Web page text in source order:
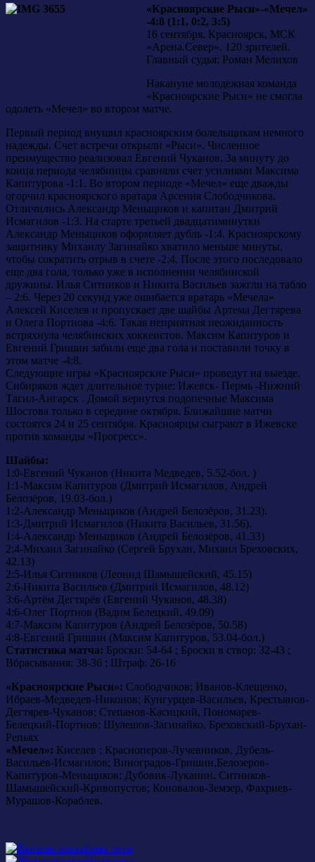
«Красноярские Рыси»-«Мечел»
-4:8 (1:1, 0:2, 3:5)
16 сентября. Красноярск, МСК
«Арена.Север». 120 зрителей.
Главный судья: Роман Мелихов
Накануне молодежная команда
«Красноярские Рыси» не смогла
одолеть «Мечел» во втором матче.
Первый период внушил красноярским болельщикам немного
надежды. Счет встречи открыли «Рыси». Численное
преимущество реализовал Евгений Чуканов. За минуту до
конца периода челябинцы сравняли счет усилиями Максима
Капитурова -1:1. Во втором периоде «Мечел» еще дважды
огорчил красноярского вратаря Арсения Слободчикова.
Отличились Александр Меньщиков и капитан Дмитрий
Исмагилов -1:3. На старте третьей двадцатиминутки
Александр Меньщиков оформляет дубль -1:4. Красноярскому
защитнику Михаилу Загинайко хватило меньше минуты,
чтобы сократить отрыв в счете -2:4. После этого последовало
еще два гола, только уже в исполнении челябинской
дружины. Илья Ситников и Никита Васильев зажгли на табло
– 2:6. Через 20 секунд уже ошибается вратарь «Мечела»
Алексей Киселев и пропускает две шайбы Артема Дегтярева
и Олега Портнова -4:6. Такая неприятная неожиданность
встряхнула челябинских хоккеистов. Максим Капитуров и
Евгений Гришин забили еще два гола и поставили точку в
этом матче -4:8.
Следующие игры «Красноярские Рыси» проведут на выезде.
Сибиряков ждет длительное турне: Ижевск- Пермь -Нижний
Тагил-Ангарск . Домой вернутся подопечные Максима
Шостова только в середине октября. Ближайшие матчи
состоятся 24 и 25 сентября. Красноярцы сыграют в Ижевске
против команды «Прогресс».
Шайбы:
1:0-Евгений Чуканов (Никита Медведев, 5.52-бол. )
1:1-Максим Капитуров (Дмитрий Исмагилов, Андрей
Белозёров, 19.03-бол.)
1:2-Александр Меньщиков (Андрей Белозёров, 31.23).
1:3-Дмитрий Исмагилов (Никита Васильев, 31.56).
1:4-Александр Меньщиков (Андрей Белозёров, 41.33)
2:4-Михаил Загинайко (Сергей Брухан, Михаил Бреховских,
42.13)
2:5-Илья Ситников (Леонид Шамышейский, 45.15)
2:6-Никита Васильев (Дмитрий Исмагилов, 48.12)
3:6-Артём Дегтярёв (Евгений Чуканов, 48.38)
4:6-Олег Портнов (Вадим Белецкий, 49.09)
4:7-Максим Капитуров (Андрей Белозёров, 50.58)
4:8-Евгений Гришин (Максим Капитуров, 53.04-бол.)
Статистика матча: Броски: 54-64 ; Броски в створ: 32-43 ;
Вбрасывания: 38-36 ; Штраф: 26-16
«Красноярские Рыси»: Слободчиков; Иванов-Клещенко,
Ибраев-Медведев-Никонов; Кунгурцев-Васильев, Крестьянов-
Дегтярев-Чуканов; Степанов-Касицкий, Пономарев-
Белецкий-Портнов; Шулешов-Загинайко, Бреховский-Брухан-
Репьях
«Мечел»: Киселев ; Красноперов-Лучевников, Дубель-
Васильев-Исмагилов; Виноградов-Гришин,Белозеров-
Капитуров-Меньщиков; Дубовик-Луканин, Ситников-
Шамышейский-Кривопустов; Коновалов-Земзер, Фахриев-
Мурашов-Кораблев.